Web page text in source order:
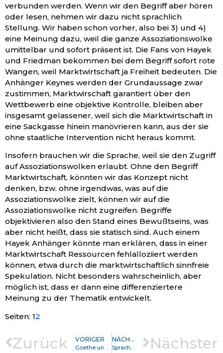
verbunden werden. Wenn wir den Begriff aber hören
oder lesen, nehmen wir dazu nicht sprachlich
Stellung. Wir haben schon vorher, also bei 3) und 4)
eine Meinung dazu, weil die ganze Assoziationswolke
umittelbar und sofort präsent ist. Die Fans von Hayek
und Friedman bekommen bei dem Begriff sofort rote
Wangen, weil Marktwirtschaft ja Freiheit bedeuten. Die
Anhänger Keynes werden der Grundaussage zwar
zustimmen, Marktwirschaft garantiert über den
Wettbewerb eine objektive Kontrolle, bleiben aber
insgesamt gelassener, weil sich die Marktwirtschaft in
eine Sackgasse hinein manövrieren kann, aus der sie
ohne staatliche Intervention nicht heraus kommt.
Insofern brauchen wir die Sprache, weil sie den Zugriff
auf Assoziationswolken erlaubt. Ohne den Begriff
Marktwirtschaft, könnten wir das Konzept nicht
denken, bzw. ohne irgendwas, was auf die
Assoziationswolke zielt, können wir auf die
Assoziationswolke nicht zugreifen. Begriffe
objektivieren also den Stand eines Bewußtseins, was
aber nicht heißt, dass sie statisch sind. Auch einem
Hayek Anhänger könnte man erklären, dass in einer
Marktwirtschaft Ressourcen fehlalloziiert werden
können, etwa durch die marktwirtschaftlich sinnfreie
Spekulation. Nicht besonders wahrscheinlich, aber
möglich ist, dass er dann eine differenziertere
Meinung zu der Thematik entwickelt.
Seiten: Seite
1,Seite
2
Zurück VORIGER
Goethe und youtube
NÄCHSTER
Sprache lässt sich beobachten, Denken nicht Nächster